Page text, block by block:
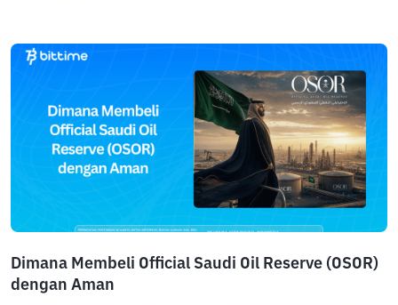
Dimana Membeli Official Saudi Oil Reserve (OSOR)
dengan Aman